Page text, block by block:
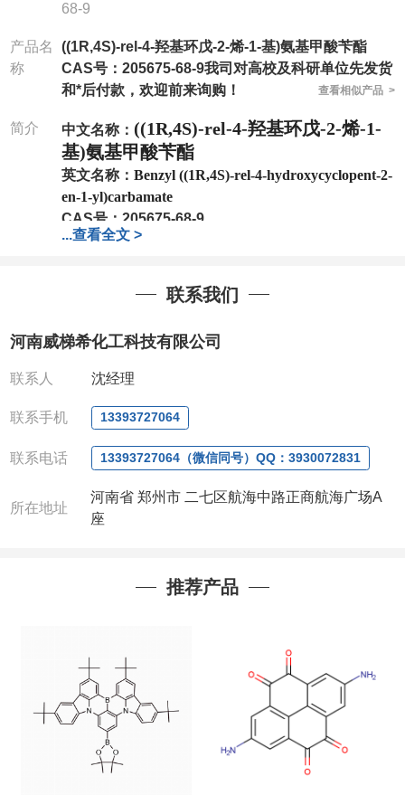
68-9
产品名
称
((1R,4S)-rel-4-羟基环戊-2-烯-1-基)氨基甲酸苄酯
CAS号：205675-68-9我司对高校及科研单位先发货
和*后付款，欢迎前来询购！
查看相似产品 >
简介 中文名称： ((1R,4S)-rel-4-羟基环戊-2-烯-1-
基)氨基甲酸苄酯
英文名称： Benzyl ((1R,4S)-rel-4-hydroxycyclopent-2-
en-1-yl)carbamate
CAS号： 205675-68-9
分子式：C13H15NO3
1Mg ; 5Mg;10Mg ;100Mg;250Mg ;500Mg
;1g;2.5g ;5g ;10g可根据客户需求进行分装
作中有用到的试剂,欢迎前来询购
全额退款,并承担所有运费。
QQ:3930072831
联系人: 沈晓东(欢迎致电,或QQ、微信联系)
...查看全文 >
联系我们
河南威梯希化工科技有限公司
联系人 沈经理
联系手机 13393727064
联系电话 13393727064（微信同号）QQ：3930072831
所在地址
河南省 郑州市 二七区航海中路正商航海广场A
座
推荐产品